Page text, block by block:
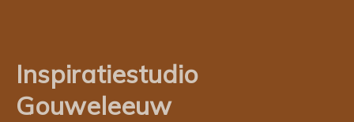
Inspiratiestudio
Gouweleeuw